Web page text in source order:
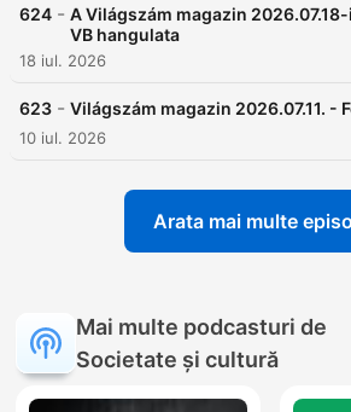
624 - A Világszám magazin
VB hangulata
18 iul. 2026
623 - Világszám magazin 2026.07.11. -
10 iul. 2026
Arata mai multe
Mai multe podcasturi de
Societate și cultură